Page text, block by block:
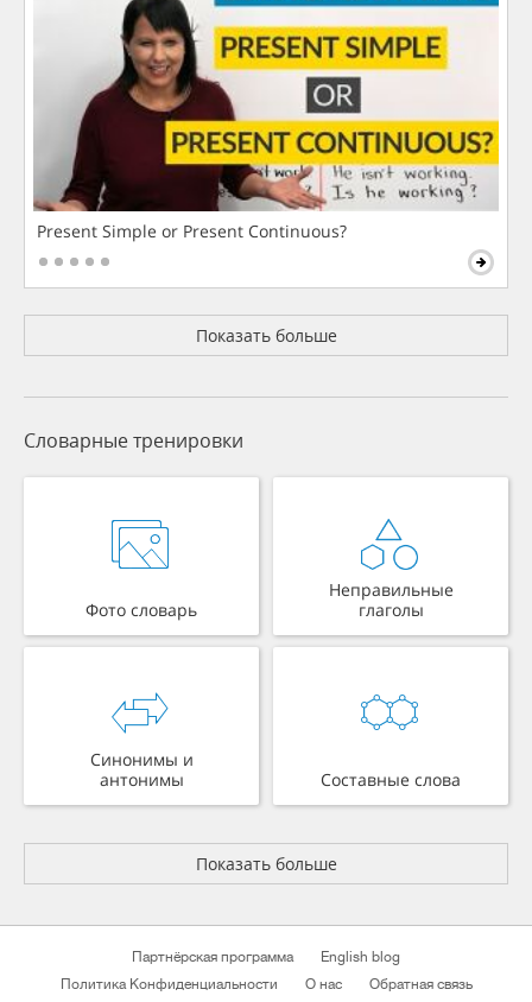
Present Simple or Present Continuous?
Показать больше
Словарные тренировки
Фото словарь
Неправильные
глаголы
Синонимы и
антонимы
Составные слова
Показать больше
Партнёрская программа
English blog
Политика Конфиденциальности
О нас
Обратная связь